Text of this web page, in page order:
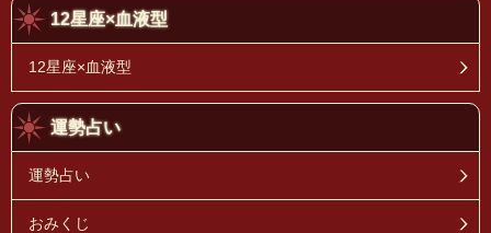
12星座×血液型
12星座×血液型
運勢占い
運勢占い
おみくじ